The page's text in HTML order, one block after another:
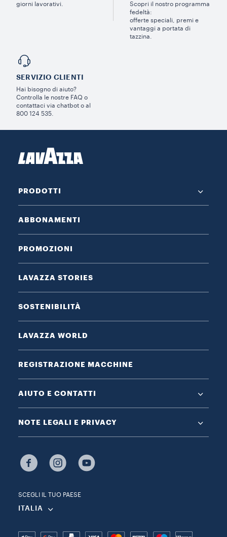
giorni lavorativi.
Scopri il nostro programma
fedeltà:
offerte speciali, premi e
vantaggi a portata di
tazzina.
SERVIZIO CLIENTI​
Hai bisogno di aiuto?​
Controlla le nostre FAQ o
contattaci via chatbot o al
800 124 535.
PRODOTTI
ABBONAMENTI
PROMOZIONI
LAVAZZA STORIES
SOSTENIBILITÀ
LAVAZZA WORLD
REGISTRAZIONE MACCHINE
AIUTO E CONTATTI
NOTE LEGALI E PRIVACY
SCEGLI IL TUO PAESE
ITALIA